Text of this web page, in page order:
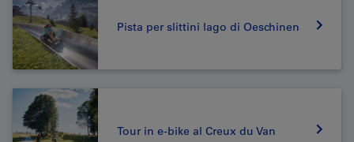
Pista per slittini lago di Oeschinen
Tour in e-bike al Creux du Van